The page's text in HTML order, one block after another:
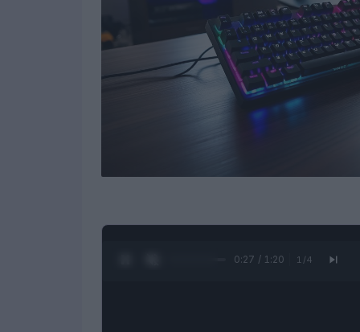
0:28 / 1:20 1 /4